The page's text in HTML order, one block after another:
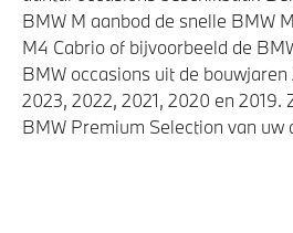
BMW M aanbod de snelle BMW
M4 Cabrio of bijvoorbeeld de
BMW occasions uit de
2023, 2022, 2021, 2020 en 2019.
BMW Premium Selection van uw